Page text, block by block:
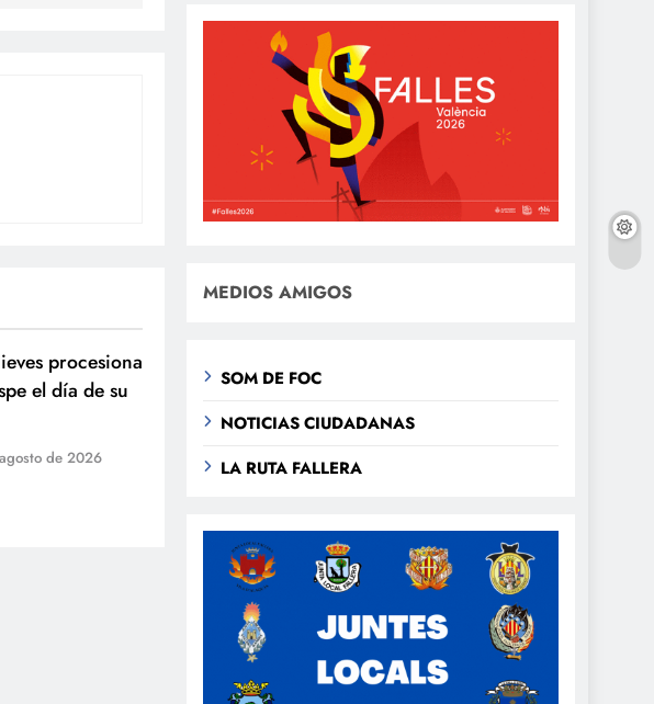
procesiona
el día de su
de 2026
MEDIOS AMIGOS
SOM DE FOC
NOTICIAS CIUDADANAS
LA RUTA FALLERA